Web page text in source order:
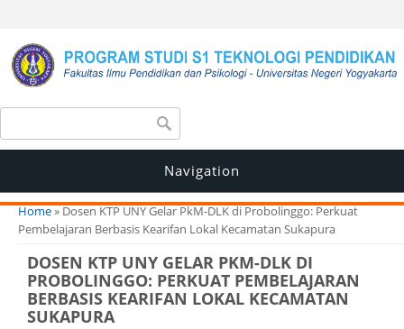
Search form
Navigation
You are here
Home» Dosen KTP UNY Gelar PkM-DLK di Probolinggo: Perkuat
Pembelajaran Berbasis Kearifan Lokal Kecamatan Sukapura
DOSEN KTP UNY GELAR PKM-DLK DI
PROBOLINGGO: PERKUAT PEMBELAJARAN
BERBASIS KEARIFAN LOKAL KECAMATAN
SUKAPURA